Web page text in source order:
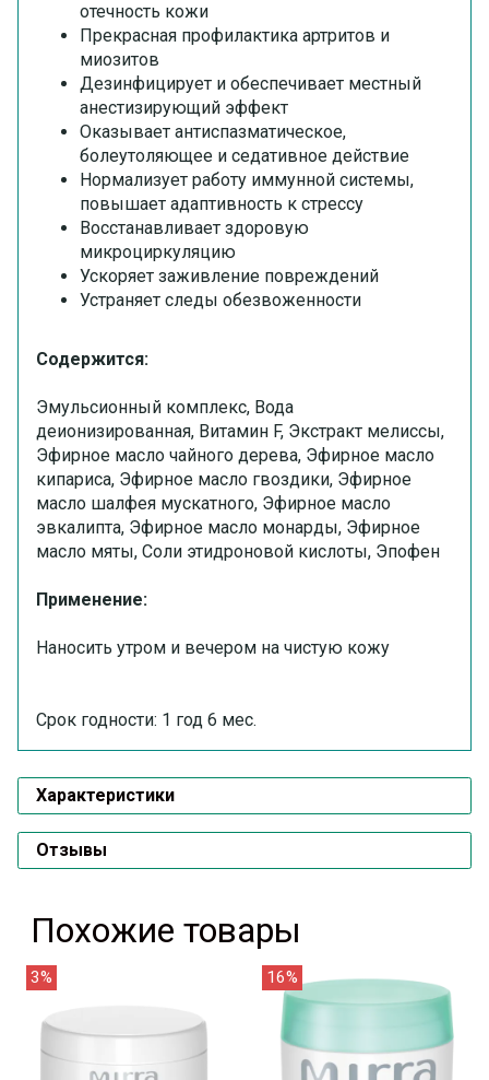
отечность кожи
Прекрасная профилактика артритов и
миозитов
Дезинфицирует и обеспечивает местный
анестизирующий эффект
Оказывает антиспазматическое,
болеутоляющее и седативное действие
Нормализует работу иммунной системы,
повышает адаптивность к стрессу
Восстанавливает здоровую
микроциркуляцию
Ускоряет заживление повреждений
Устраняет следы обезвоженности
Содержится:
Эмульсионный комплекс, Вода
деионизированная, Витамин F, Экстракт мелиссы,
Эфирное масло чайного дерева, Эфирное масло
кипариса, Эфирное масло гвоздики, Эфирное
масло шалфея мускатного, Эфирное масло
эвкалипта, Эфирное масло монарды, Эфирное
масло мяты, Соли этидроновой кислоты, Эпофен
Применение:
Наносить утром и вечером на чистую кожу
Срок годности: 1 год 6 мес.
Характеристики
Отзывы
Похожие товары
3% 16%